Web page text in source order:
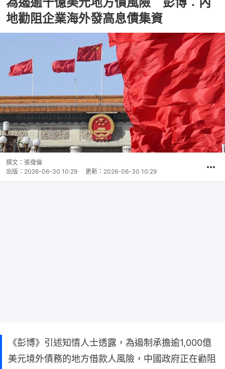
地勸阻企業海外發高息債集資
撰文： 張偉倫
出版： 2026-06-30 10:29 更新： 2026-06-30 10:29
《彭博》引述知情人士透露，為遏制承擔逾1,000億
美元境外債務的地方借款人風險，中國政府正在勸阻